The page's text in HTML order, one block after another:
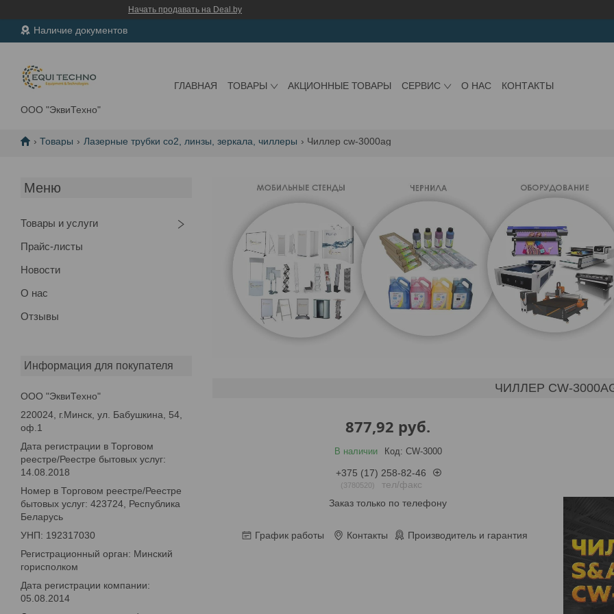
Начать продавать на Deal.by
Наличие документов
ООО "ЭквиТехно"
ГЛАВНАЯ ТОВАРЫ АКЦИОННЫЕ ТОВАРЫ СЕРВИС О НАС КОНТАКТЫ
Товары Лазерные трубки co2, линзы, зеркала, чиллеры Чиллер cw-3000ag
Товары и услуги
Прайс-листы
Новости
О нас
Отзывы
Информация для покупателя
ООО "ЭквиТехно"
220024, г.Минск, ул. Бабушкина, 54,
оф.1
Дата регистрации в Торговом
реестре/Реестре бытовых услуг:
14.08.2018
Номер в Торговом реестре/Реестре
бытовых услуг: 423724, Республика
Беларусь
УНП: 192317030
Регистрационный орган: Минский
горисполком
Дата регистрации компании:
05.08.2014
ЧИЛЛЕР CW-
877,92 руб.
В наличии Код: CW-3000
+375 (17) 258-82-46
3780520
тел/факс
Заказ только по телефону
График работы Контакты Производитель и гарантия